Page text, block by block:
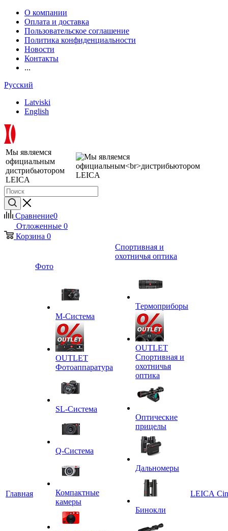
О компании
Оплата и доставка
Пользовательское соглашение
Политика конфиденциальности
Новости
Контакты
...
Русский
Latviski
English
Мы являемся
официальным
дистрибьютором
LEICA
Сравнение0
Отложенные 0
Корзина 0
Главная
Фото
M-Система
OUTLET
Фотоаппаратура
SL-Система
Q-Cистема
Компактные
камеры
Спортивная и
охотничья оптика
Tермоприборы
OUTLET
Спортивная и
охотничья
оптика
Оптические
прицелы
Дальномеры
Бинокли
LEICA